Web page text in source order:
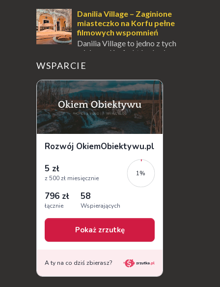
jest jednym z najbardziej rozpoznawalnych
symbo...
Danilia Village – Zaginione
miasteczko na Korfu pełne
filmowych wspomnień
Danilia Village to jedno z tych
miejsc na Korfu, które kryje w
sobie wiele tajemnic i historii, a przy tym
jest doskonale znane miłośnikom f...
WSPARCIE